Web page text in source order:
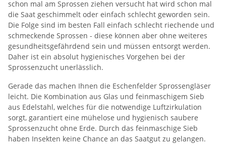
schon mal am Sprossen ziehen versucht hat wird schon mal
die Saat geschimmelt oder einfach schlecht geworden sein.
Die Folge sind im besten Fall einfach schlecht riechende und
schmeckende Sprossen - diese können aber ohne weiteres
gesundheitsgefährdend sein und müssen entsorgt werden.
Daher ist ein absolut hygienisches Vorgehen bei der
Sprossenzucht unerlässlich.
Gerade das machen Ihnen die Eschenfelder Sprossengläser
leicht. Die Kombination aus Glas und feinmaschigem Sieb
aus Edelstahl, welches für die notwendige Luftzirkulation
sorgt, garantiert eine mühelose und hygienisch saubere
Sprossenzucht ohne Erde. Durch das feinmaschige Sieb
haben Insekten keine Chance an das Saatgut zu gelangen.